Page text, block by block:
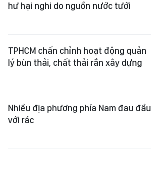
hư hại nghi do nguồn nước tưới
TPHCM chấn chỉnh hoạt động quản
lý bùn thải, chất thải rắn xây dựng
Nhiều địa phương phía Nam đau đầu
với rác